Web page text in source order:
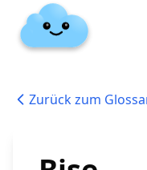
Zurück zum